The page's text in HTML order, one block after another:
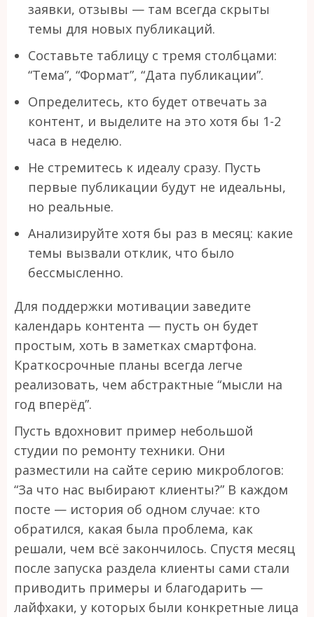
заявки, отзывы — там всегда скрыты
темы для новых публикаций.
Составьте таблицу с тремя столбцами:
“Тема”, “Формат”, “Дата публикации”.
Определитесь, кто будет отвечать за
контент, и выделите на это хотя бы 1-2
часа в неделю.
Не стремитесь к идеалу сразу. Пусть
первые публикации будут не идеальны,
но реальные.
Анализируйте хотя бы раз в месяц: какие
темы вызвали отклик, что было
бессмысленно.
Для поддержки мотивации заведите
календарь контента — пусть он будет
простым, хоть в заметках смартфона.
Краткосрочные планы всегда легче
реализовать, чем абстрактные “мысли на
год вперёд”.
Пусть вдохновит пример небольшой
студии по ремонту техники. Они
разместили на сайте серию микроблогов:
“За что нас выбирают клиенты?” В каждом
посте — история об одном случае: кто
обратился, какая была проблема, как
решали, чем всё закончилось. Спустя месяц
после запуска раздела клиенты сами стали
приводить примеры и благодарить —
лайфхаки, у которых были конкретные лица